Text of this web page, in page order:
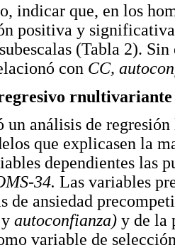
indicar que, en los
positiva y
(Tabla 2).
con CC,
rnultivariante
un análisis de
que explicasen la
dependientes las
34. Las variables
de ansiedad
y autoconfianza) y de la
variable de